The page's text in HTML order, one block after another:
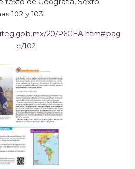
102 y 103.
20/P6GEA.htm#pag
e/102